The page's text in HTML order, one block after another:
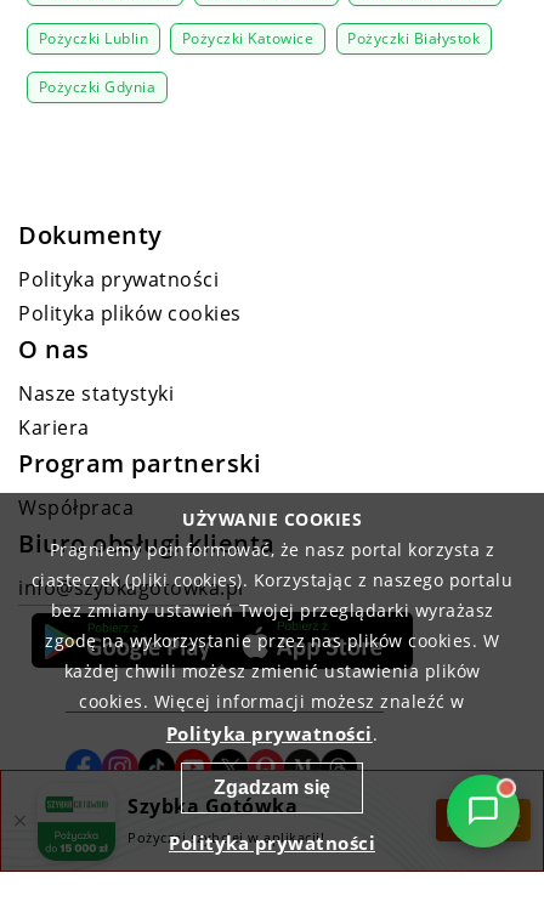
Pożyczki Lublin Pożyczki Katowice Pożyczki Białystok
Pożyczki Gdynia
Dokumenty
Polityka prywatności
Polityka plików cookies
O nas
Nasze statystyki
Kariera
Program partnerski
Współpraca
Biuro obsługi klienta
info@szybkagotowka.pl
UŻYWANIE COOKIES
Pragniemy poinformować, że nasz portal korzysta z
ciasteczek (pliki cookies). Korzystając z naszego portalu
bez zmiany ustawień Twojej przeglądarki wyrażasz
zgodę na wykorzystanie przez nas plików cookies. W
każdej chwili możesz zmienić ustawienia plików
cookies. Więcej informacji możesz znaleźć w
Polityka prywatności.
Zgadzam się
Polityka prywatności
Szybka Gotówka
Pożyczaj szybciej w aplikacji!
POBIERZ